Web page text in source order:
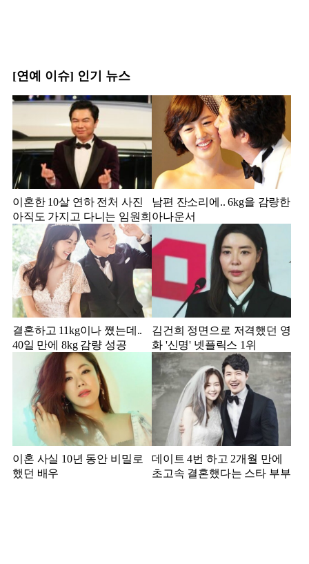
[연예 이슈] 인기 뉴스
이혼한 10살 연하 전처 사진
아직도 가지고 다니는 임원희
남편 잔소리에.. 6kg을 감량한
아나운서
결혼하고 11kg이나 쪘는데..
40일 만에 8kg 감량 성공
김건희 정면으로 저격했던 영
화 '신명' 넷플릭스 1위
이혼 사실 10년 동안 비밀로
했던 배우
데이트 4번 하고 2개월 만에
초고속 결혼했다는 스타 부부